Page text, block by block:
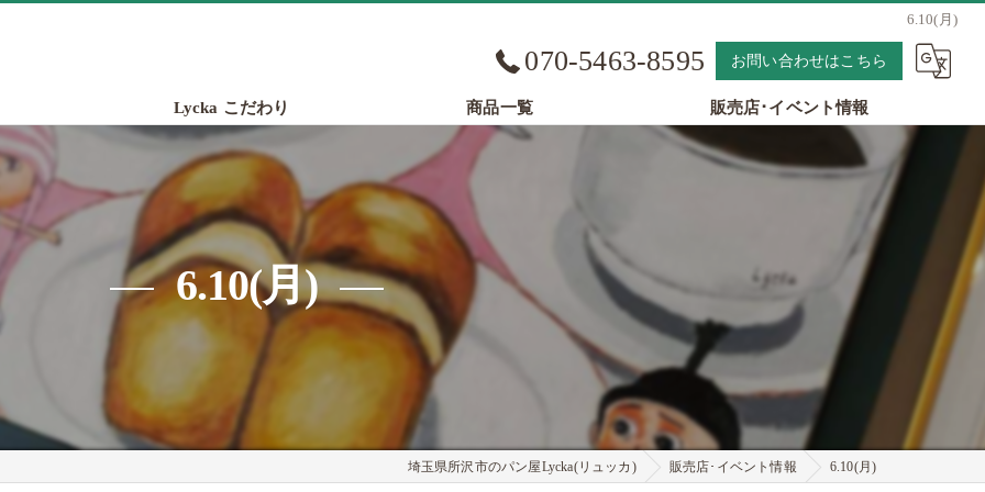
6.10(月)
070-5463-8595 お問い合わせはこちら
Lycka こだわり 商品一覧 販売店･イベント情報
6.10(月)
埼玉県所沢市のパン屋Lycka(リュッカ) 販売店･イベント情報 6.10(月)